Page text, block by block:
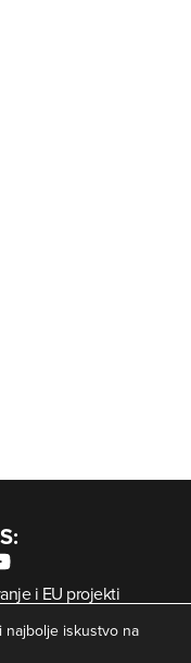
i EU projekti
Zaštita privatnosti
najbolje iskustvo na